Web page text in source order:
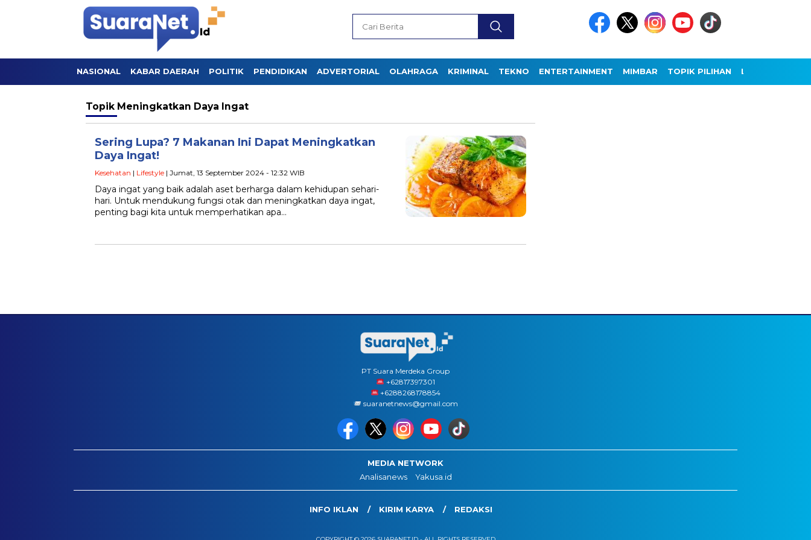
NASIONAL KABAR DAERAH POLITIK PENDIDIKAN ADVERTORIAL OLAHRAGA KRIMINAL TEKNO ENTERTAINMENT MIMBAR TOPIK PILIHAN LAINNYA
Topik Meningkatkan Daya Ingat
Sering Lupa? 7 Makanan Ini Dapat Meningkatkan
Daya Ingat!
Kesehatan | Lifestyle | Jumat, 13 September 2024 - 12:32 WIB
Daya ingat yang baik adalah aset berharga dalam kehidupan sehari-
hari. Untuk mendukung fungsi otak dan meningkatkan daya ingat,
penting bagi kita untuk memperhatikan apa…
PT Suara Merdeka Group
‪+62817397301
+6288268178854
suaranetnews@gmail.com
MEDIA NETWORK
Analisanews
Yakusa.id
INFO IKLAN KIRIM KARYA REDAKSI